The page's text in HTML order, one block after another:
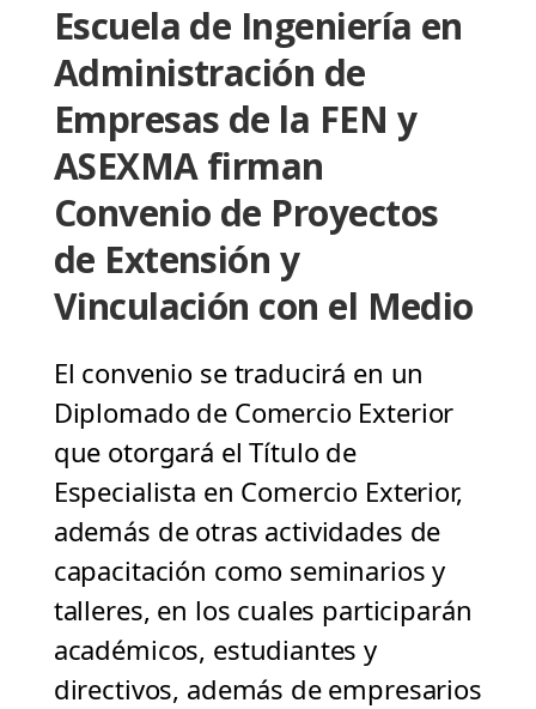
Escuela de Ingeniería en
Administración de
Empresas de la FEN y
ASEXMA firman
Convenio de Proyectos
de Extensión y
Vinculación con el Medio
El convenio se traducirá en un
Diplomado de Comercio Exterior
que otorgará el Título de
Especialista en Comercio Exterior,
además de otras actividades de
capacitación como seminarios y
talleres, en los cuales participarán
académicos, estudiantes y
directivos, además de empresarios